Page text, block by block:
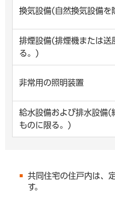
換気設備(自然換気設備を
排煙設備(排煙機または送
る。)
非常用の照明装置
給水設備および排水設備(
ものに限る。)
共同住宅の住戸内は、
す。